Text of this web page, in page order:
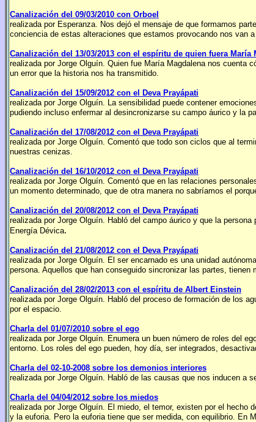
Canalización del 09/03/2010 con Orboel
realizada por Esperanza. Nos dejó el mensaje de que formamos
conciencia de estas alteraciones que estamos provocando nos van
Canalización del 13/03/2013 con el espíritu de quien fuera María
realizada por Jorge Olguín. Quien fue María Magdalena nos cuenta
un error que la historia nos ha transmitido.
Canalización del 15/09/2012 con el Deva Prayápati
realizada por Jorge Olguín. La sensibilidad puede contener
pudiendo incluso enfermar al desincronizarse su campo áurico y la
Canalización del 17/08/2012 con el Deva Prayápati
realizada por Jorge Olguín. Comentó que todo son ciclos que al
nuestras cenizas.
Canalización del 16/10/2012 con el Deva Prayápati
realizada por Jorge Olguín. Comentó que en las relaciones
un momento determinado, que de otra manera no sabríamos el
Canalización del 20/08/2012 con el Deva Prayápati
realizada por Jorge Olguín. Habló del campo áurico y que la
Energía Dévica.
Canalización del 21/08/2012 con el Deva Prayápati
realizada por Jorge Olguín. El ser encarnado es una unidad
persona. Aquellos que han conseguido sincronizar las partes,
Canalización del 28/02/2013 con el espíritu de Albert Einstein
realizada por Jorge Olguín. Habló del proceso de formación de los
por el espacio.
Charla del 01/07/2010 sobre el ego
realizada por Jorge Olguín. Enumera un buen número de roles del
entorno. Los roles del ego pueden, hoy día, ser integrados,
Charla del 02-10-2008 sobre los demonios interiores
realizada por Jorge Olguín. Habló de las causas que nos inducen a
Charla del 04/04/2012 sobre los miedos
realizada por Jorge Olguín. El miedo, el temor, existen por el
y la euforia. Pero la euforia tiene que ser medida, con equilibrio. En